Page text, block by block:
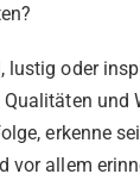
lustig oder
und
erkenne
vor allem